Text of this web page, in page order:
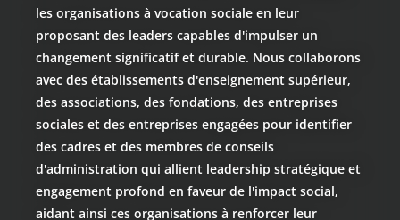
les organisations à vocation sociale en leur
proposant des leaders capables d'impulser un
changement significatif et durable. Nous collaborons
avec des établissements d'enseignement supérieur,
des associations, des fondations, des entreprises
sociales et des entreprises engagées pour identifier
des cadres et des membres de conseils
d'administration qui allient leadership stratégique et
engagement profond en faveur de l'impact social,
aidant ainsi ces organisations à renforcer leur